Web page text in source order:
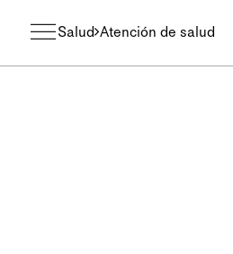
Salud Atención de salud